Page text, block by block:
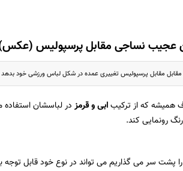
عجیب نساجی مقابل پرسپولیس
مقابل پرسپولیس تغییری عمده در شکل لباس ورزشی خود
همیشه که از ترکیبابی و قرمزدر لباسشان استفاده
رونمایی کند.